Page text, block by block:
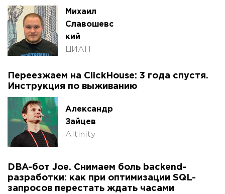
Михаил
Славошевс
кий
ЦИАН
Переезжаем на ClickHouse: 3 года спустя.
Инструкция по выживанию
Александр
Зайцев
Altinity
DBA-бот Joe. Снимаем боль backend-
разработки: как при оптимизации SQL-
запросов перестать ждать часами